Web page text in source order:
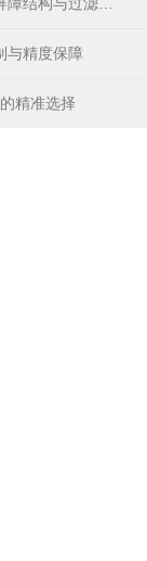
与精度保障
精准选择